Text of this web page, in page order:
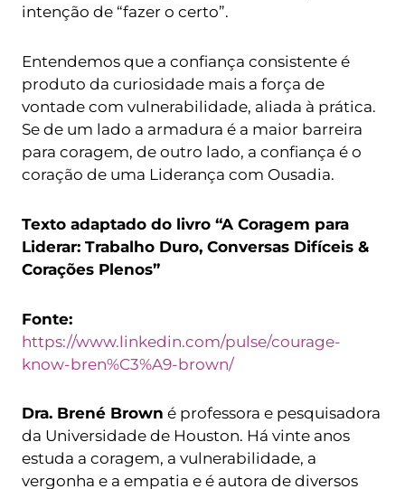
intenção de “fazer o certo”.
Entendemos que a confiança consistente é
produto da curiosidade mais a força de
vontade com vulnerabilidade, aliada à prática.
Se de um lado a armadura é a maior barreira
para coragem, de outro lado, a confiança é o
coração de uma Liderança com Ousadia.
Texto adaptado do livro “A Coragem para
Liderar: Trabalho Duro, Conversas Difíceis &
Corações Plenos”
Fonte:
https://www.linkedin.com/pulse/courage-
know-bren%C3%A9-brown/
Dra. Brené Brown é professora e pesquisadora
da Universidade de Houston. Há vinte anos
estuda a coragem, a vulnerabilidade, a
vergonha e a empatia e é autora de diversos